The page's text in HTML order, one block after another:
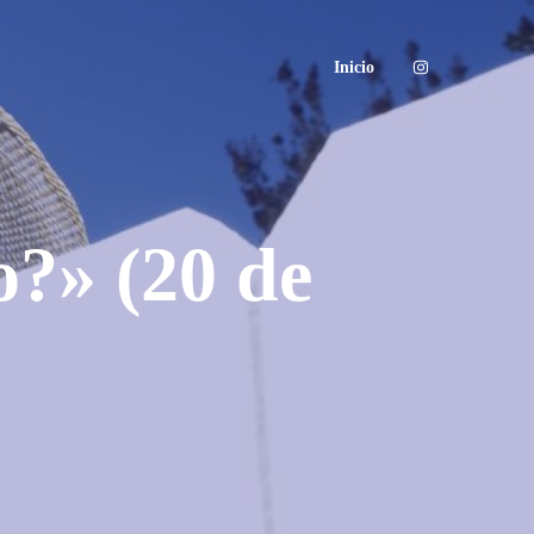
Inicio
(20 de